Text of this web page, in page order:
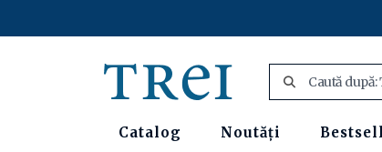
Catalog Noutăți